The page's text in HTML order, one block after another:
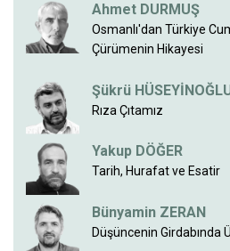
Ahmet DURMUŞ
Osmanlı'dan Türkiye
Çürümenin Hikayesi
Şükrü
Rıza Çıtamız
Yakup DÖĞER
Tarih, Hurafat ve Esatir
Bünyamin ZERAN
Düşüncenin Girdabında